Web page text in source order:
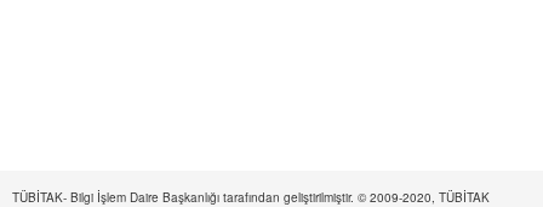
TÜBİTAK- Bilgi İşlem Daire Başkanlığı tarafından geliştirilmiştir. © 2009-2020, TÜBİTAK